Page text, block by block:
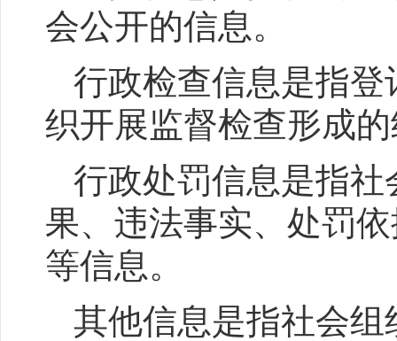
会公开的信息。
行政检查信息是指
织开展监督检查形成
行政处罚信息是指
果、违法事实、处罚
等信息。
其他信息是指社会